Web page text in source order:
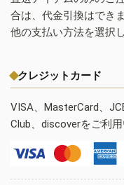
合は、代金引換はできま
他の支払い方法を選択
クレジットカード
VISA、MasterCard、
Club、discoverをご利用